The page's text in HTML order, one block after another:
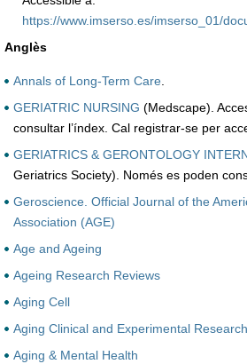
https://www.imserso.es/imserso_01/
Anglès
Annals of Long-Term Care.
GERIATRIC NURSING (Medscape).
consultar l’índex. Cal registrar-se per
GERIATRICS & GERONTOLOGY
Geriatrics Society). Només es poden
Geroscience. Official Journal of the
Association (AGE)
Age and Ageing
Ageing Research Reviews
Aging Cell
Aging Clinical and Experimental Research
Aging & Mental Health